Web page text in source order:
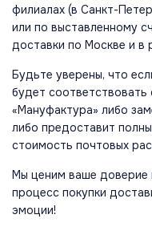
филиалах (в Санкт-
или по выставленному
доставки по Москве и в
Будьте уверены, что
будет соответствовать
«Мануфактура» либо
либо предоставит
стоимость почтовых
Мы ценим ваше доверие
процесс покупки
эмоции!